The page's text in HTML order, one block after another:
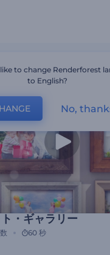
・ギャラリー
60 秒
to change Renderforest
to English?
No,